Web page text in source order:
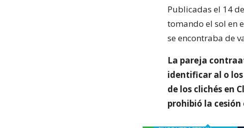
Publicadas el 14
tomando el sol en
se encontraba de
La pareja
identificar al o
de los clichés en
prohibió la